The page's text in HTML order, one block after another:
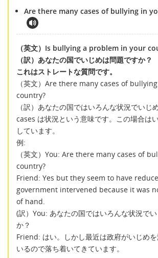
Are there many cases of bullying in
（英文）Is bullying a problem in your
（訳）あなたの国でいじめは問題ですか？
これはストレートな質問です。
（英文）Are there many cases of
country?
（訳）あなたの国ではいろんな状況でいじ
cases は状況という意味です。この場合は
しています。
例:
（英文）You: Are there many cases of
country?
Friend: Yes but they seem to have
government intervened because it was
of hand.
(訳）You: あなたの国ではいろんな状況で
か？
Friend: はい。しかし最近は政府がいじめ
いるので落ち着いてきています。